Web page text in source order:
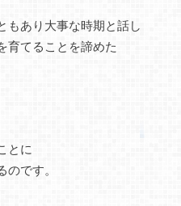
もあり大事な時期と話し
育てることを諦めた
とに
です。